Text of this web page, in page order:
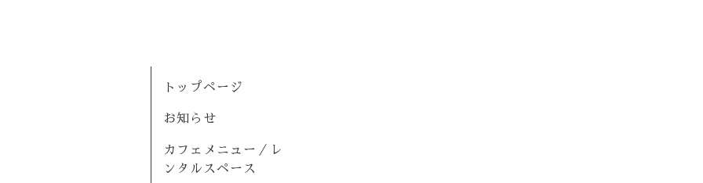
トップページ
お知らせ
カフェメニュー／レ
ンタルスペース